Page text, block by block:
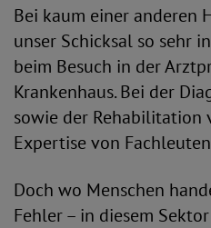
Bei kaum einer anderen
unser Schicksal so sehr
beim Besuch in der
Krankenhaus. Bei der
sowie der Rehabilitation
Expertise von
Doch wo Menschen
Fehler – in diesem